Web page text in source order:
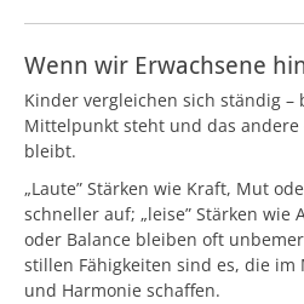
Wenn wir Erwachsene
Kinder vergleichen sich ständig –
Mittelpunkt steht und das
bleibt.
„Laute” Stärken wie Kraft, Mut
schneller auf; „leise” Stärken wie
oder Balance bleiben oft
stillen Fähigkeiten sind es, die
und Harmonie schaffen.